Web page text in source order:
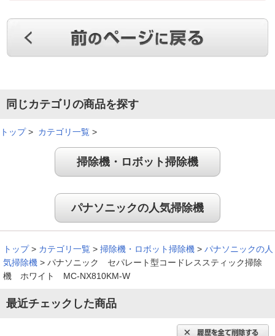
同じカテゴリの商品を探す
トップ> カテゴリ一覧 >
掃除機・ロボット掃除機
パナソニックの人気掃除機
トップ > カテゴリ一覧 > 掃除機・ロボット掃除機 > パナソニックの人
気掃除機 > パナソニック セパレート型コードレススティック掃除
機 ホワイト MC-NX810KM-W
最近チェックした商品